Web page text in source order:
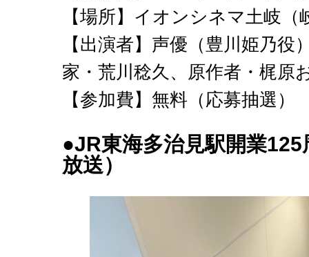
【場所】イオンシネマ土岐
【出演者】声優（豊川姫乃
家・荒川稔久、原作者・梶原
【参加費】無料（応募抽選）
●JR東海多治見駅開業
放送）